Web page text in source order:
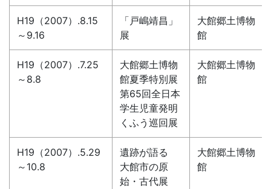
H19（2007）.8.15
～9.16
「戸嶋靖昌」
展
大館郷土博物
館
H19（2007）.7.25
～8.8
大館郷土博物
館夏季特別展
第65回全日本
学生児童発明
くふう巡回展
大館郷土博物
館
H19（2007）.5.29
～10.8
遺跡が語る
大館市の原
始・古代展
大館郷土博物
館